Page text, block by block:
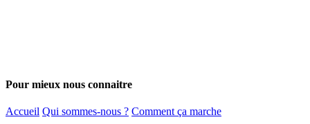
Pour mieux nous connaitre
Accueil Qui sommes-nous ? Comment ça marche